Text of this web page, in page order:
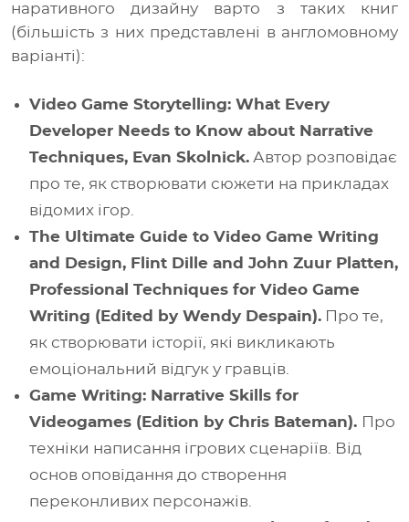
наративного дизайну варто з таких книг
(більшість з них представлені в англомовному
варіанті):
Video Game Storytelling: What Every
Developer Needs to Know about Narrative
Techniques, Evan Skolnick. Автор розповідає
про те, як створювати сюжети на прикладах
відомих ігор.
The Ultimate Guide to Video Game Writing
and Design, Flint Dille and John Zuur Platten,
Professional Techniques for Video Game
Writing (Edited by Wendy Despain). Про те,
як створювати історії, які викликають
емоціональний відгук у гравців.
Game Writing: Narrative Skills for
Videogames (Edition by Chris Bateman). Про
техніки написання ігрових сценаріїв. Від
основ оповідання до створення
переконливих персонажів.